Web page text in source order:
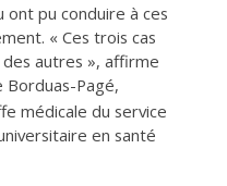
ont pu conduire à ces
« Ces trois cas
autres », affirme
Borduas-Pagé,
médicale du service
en santé